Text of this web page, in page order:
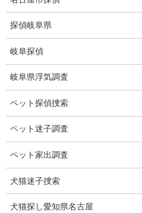
に
動
ョ
に
動
ブ
HOME ブログ
2026-02-10
ブログ
スノーボードビ
ミラノ・コルティナオリンピック
探偵岐阜県
岐阜探偵
岐阜県浮気調査
ペット探偵捜索
ペット迷子調査
ペット家出調査
犬猫迷子捜索
犬猫探し愛知県名古屋